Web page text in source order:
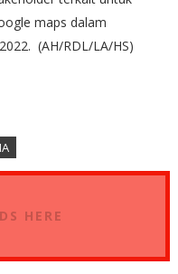
maps dalam
(AH/RDL/LA/HS)
HERE